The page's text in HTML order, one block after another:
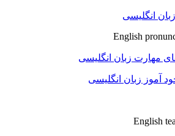
انگلیسی
English
مهارت زبان انگلیسی
آموز زبان انگلیسی
English